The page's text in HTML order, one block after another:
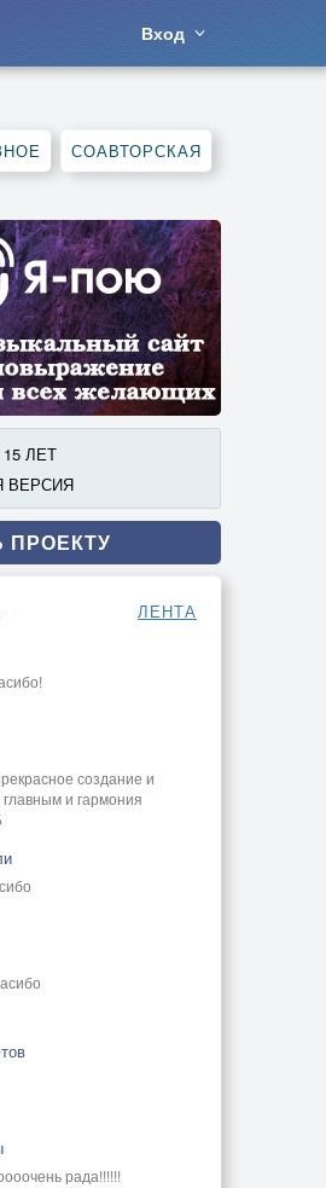
Вход
СОАВТОРСКАЯ
ЛЕТ
ВЕРСИЯ
ЛЕНТА
создание и
и гармония
рада!!!!!!